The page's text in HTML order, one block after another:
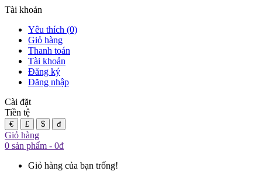
Tài khoản
Yêu thích (0)
Giỏ hàng
Thanh toán
Tài khoản
Đăng ký
Đăng nhập
Cài đặt
Tiền tệ
€ £ $ đ
Giỏ hàng
0 sản phẩm - 0đ
Giỏ hàng của bạn trống!